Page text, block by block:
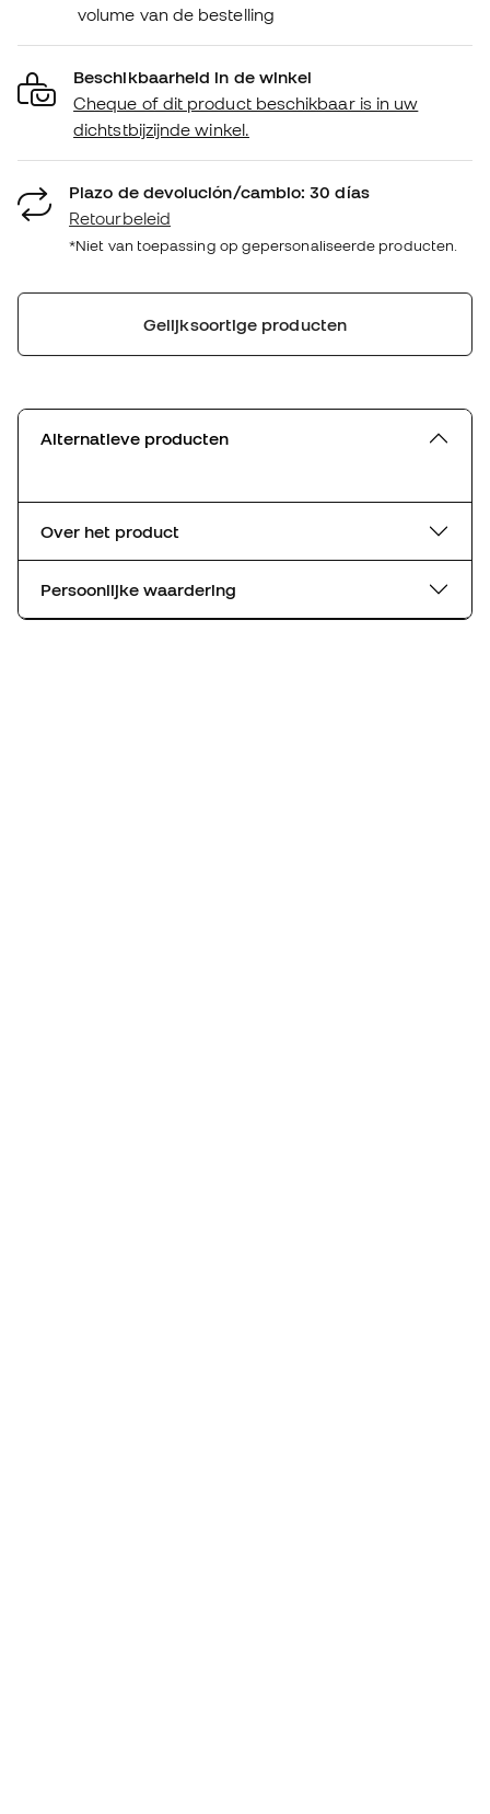
volume van de bestelling
Beschikbaarheid in de winkel
Cheque of dit product beschikbaar is in uw
dichtstbijzijnde winkel.
Plazo de devolución/cambio: 30 días
Retourbeleid
*Niet van toepassing op gepersonaliseerde producten.
Gelijksoortige producten
Alternatieve producten
Over het product
Persoonlijke waardering